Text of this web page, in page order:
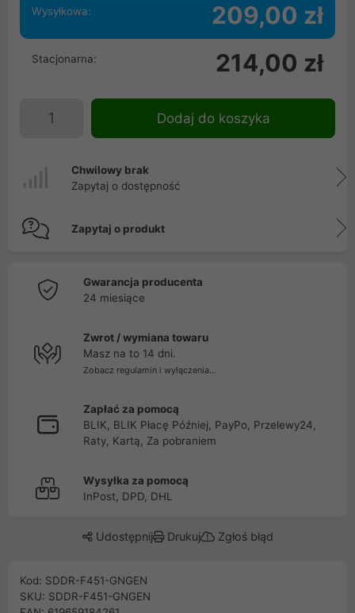
Wysyłkowa: 209,00 zł
Stacjonarna: 214,00 zł
Dodaj do koszyka
Chwilowy brak
Zapytaj o dostępność
Zapytaj o produkt
Gwarancja producenta
24 miesiące
Zwrot / wymiana towaru
Masz na to 14 dni.
Zobacz regulamin i wyłączenia...
Zapłać za pomocą
BLIK, BLIK Płacę Później, PayPo, Przelewy24,
Raty, Kartą, Za pobraniem
Wysyłka za pomocą
InPost, DPD, DHL
Udostępnij Drukuj Zgłoś błąd
Kod: SDDR-F451-GNGEN
SKU: SDDR-F451-GNGEN